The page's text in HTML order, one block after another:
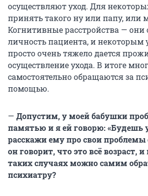
осуществляют уход. Для
принять такого ну или папу, или
Когнитивные расстройства —
личность пациента, и
просто очень тяжело дается
осуществление ухода. В итоге
самостоятельно обращаются за
помощью.
— Допустим, у моей бабушки
памятью и я ей говорю: «Будешь
расскажи ему про свои
он говорит, что это всё возраст,
таких случаях можно самим
психиатру?